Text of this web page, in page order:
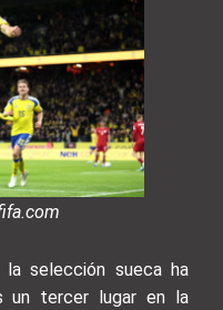
selección sueca ha
un tercer lugar en la